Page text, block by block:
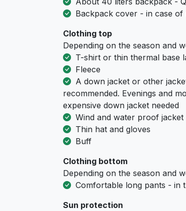
Backpack cover - in case of
Clothing top
Depending on the season and
T-shirt or thin thermal base
Fleece
A down jacket or other
recommended. Evenings and
expensive down jacket needed
Wind and water proof jacket
Thin hat and gloves
Buff
Clothing bottom
Depending on the season and
Comfortable long pants - in
Sun protection